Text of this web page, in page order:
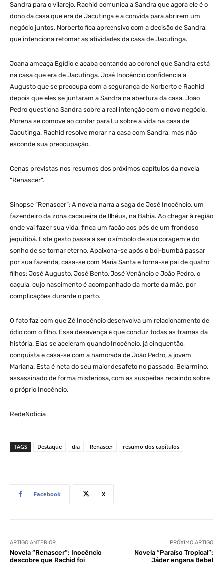
Sandra para o vilarejo. Rachid comunica a Sandra que agora ele é o
dono da casa que era de Jacutinga e a convida para abrirem um
negócio juntos. Norberto fica apreensivo com a decisão de Sandra,
que intenciona retomar as atividades da casa de Jacutinga.
Joana ameaça Egídio e acaba contando ao coronel que Sandra está
na casa que era de Jacutinga. José Inocêncio confidencia a
Augusto que se preocupa com a segurança de Norberto e Rachid
depois que eles se juntaram a Sandra na abertura da casa. João
Pedro questiona Sandra sobre a real intenção com o novo negócio.
Morena se comove ao contar para Lu sobre a vida na casa de
Jacutinga. Rachid resolve morar na casa com Sandra, mas não
esconde sua preocupação.
Cenas previstas nos resumos dos próximos capítulos da novela
“Renascer”.
Sinopse “Renascer”: A novela narra a saga de José Inocêncio, um
fazendeiro da zona cacaueira de Ilhéus, na Bahia. Ao chegar à região
onde vai fazer sua vida, finca um facão aos pés de um frondoso
jequitibá. Este gesto passa a ser o símbolo de sua coragem e do
sonho de se tornar eterno. Apaixona-se após o boi-bumbá passar
por sua fazenda, casa-se com Maria Santa e torna-se pai de quatro
filhos: José Augusto, José Bento, José Venâncio e João Pedro, o
caçula, cujo nascimento é acompanhado da morte da mãe, por
complicações durante o parto.
O fato faz com que Zé Inocêncio desenvolva um relacionamento de
ódio com o filho. Essa desavença é que conduz todas as tramas da
história. Elas se aceleram quando Inocêncio, já cinquentão,
conquista e casa-se com a namorada de João Pedro, a jovem
Mariana. Esta é neta do seu maior desafeto no passado, Belarmino,
assassinado de forma misteriosa, com as suspeitas recaindo sobre
o próprio Inocêncio.
RedeNoticia
TAGS Destaque dia Renascer resumo dos capítulos
Facebook X
ARTIGO ANTERIOR
Novela “Renascer”: Inocêncio
descobre que Rachid foi
PRÓXIMO ARTIGO
Novela “Paraíso Tropical”:
Jáder engana Bebel